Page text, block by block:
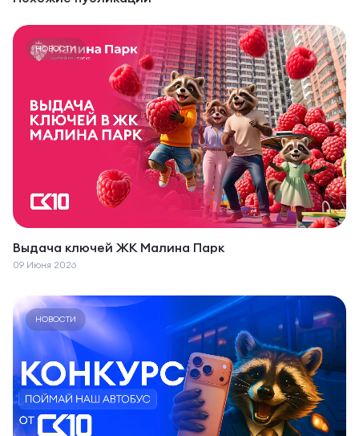
НОВОСТИ
Выдача ключей ЖК Малина Парк
09 Июня 2026
НОВОСТИ